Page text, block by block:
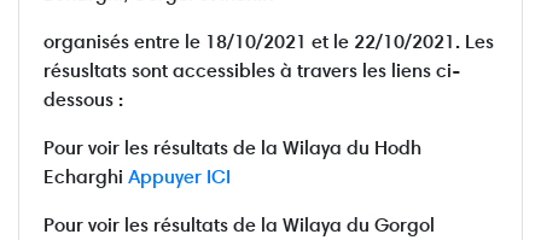
organisés entre le 18/10/2021 et le 22/10/2021. Les
résusltats sont accessibles à travers les liens ci-
dessous :
Pour voir les résultats de la Wilaya du Hodh
Echarghi Appuyer ICI
Pour voir les résultats de la Wilaya du Gorgol